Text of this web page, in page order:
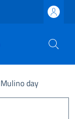
Mulino day